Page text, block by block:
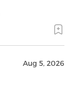
Aug 5, 2026